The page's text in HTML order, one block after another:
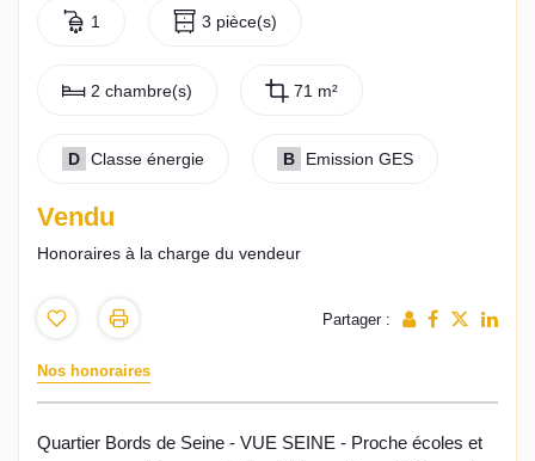
1 3 pièce(s)
2 chambre(s) 71 m²
D Classe énergie B Emission GES
Vendu
Honoraires à la charge du vendeur
Partager :
Nos honoraires
Quartier Bords de Seine - VUE SEINE - Proche écoles et